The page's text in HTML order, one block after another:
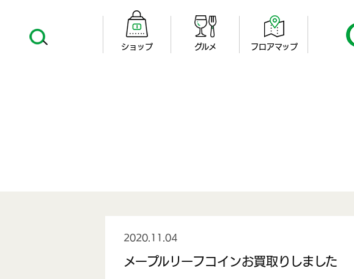
ショップ グルメ フロアマップ
2020.11.04
メープルリーフコインお買取りしました